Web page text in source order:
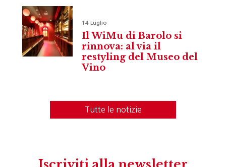
14 Luglio
Il WiMu di Barolo si
rinnova: al via il
restyling del Museo del
Vino
Tutte le notizie